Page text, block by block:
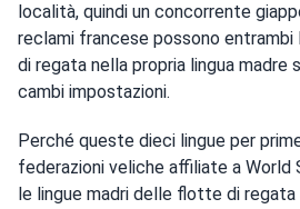
località, quindi un concorrente
reclami francese possono
di regata nella propria lingua madre
cambi impostazioni.
Perché queste dieci lingue per
federazioni veliche affiliate a World
le lingue madri delle flotte di regata